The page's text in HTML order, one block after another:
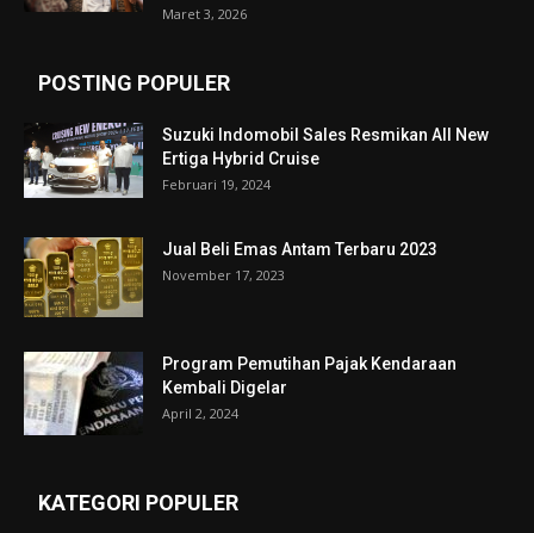
Maret 3, 2026
POSTING POPULER
Suzuki Indomobil Sales Resmikan All New
Ertiga Hybrid Cruise
Februari 19, 2024
Jual Beli Emas Antam Terbaru 2023
November 17, 2023
Program Pemutihan Pajak Kendaraan
Kembali Digelar
April 2, 2024
KATEGORI POPULER